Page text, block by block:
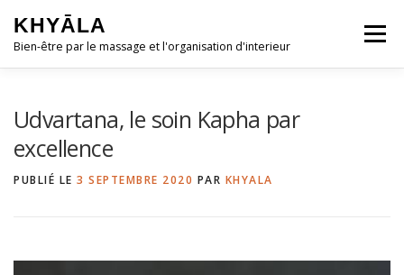
contenu
KHYĀLA
Bien-être par le massage et l'organisation d'interieur
Menu
Udvartana, le soin Kapha par
excellence
PUBLIÉ LE 3 SEPTEMBRE 2020 PAR KHYALA